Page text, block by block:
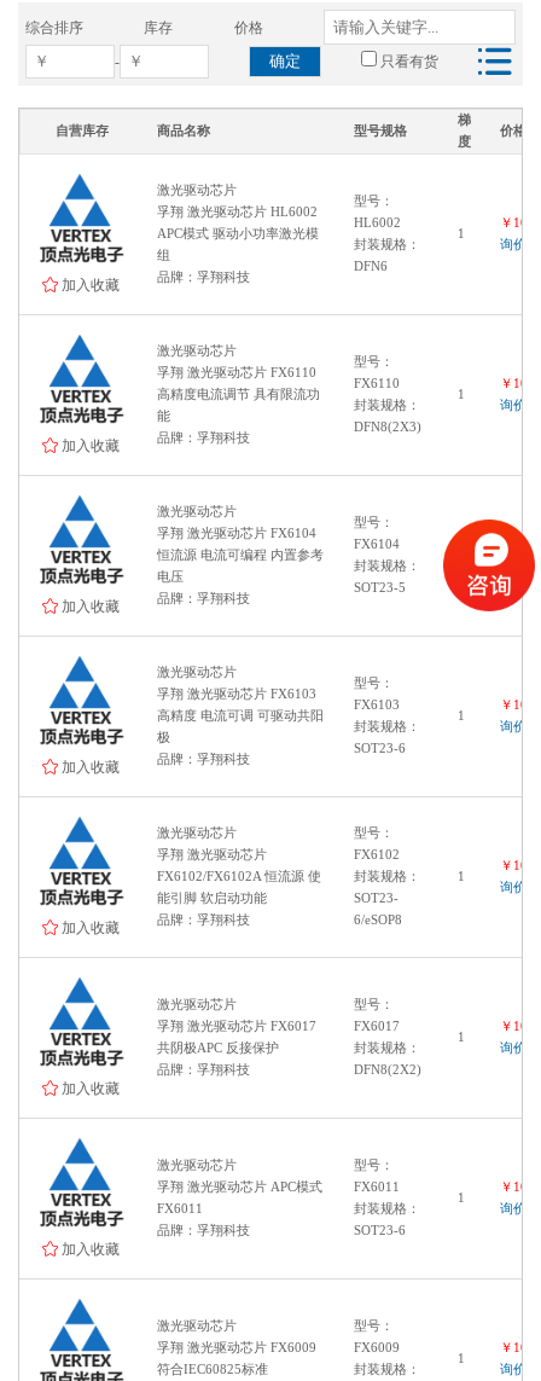
综合排序 库存 价格
- 确定 只看有货
自营库存 商品名称 型号规格
梯
度
价格
加入收藏
激光驱动芯片
孚翔 激光驱动芯片 HL6002
APC模式 驱动小功率激光模
组
品牌：孚翔科技
型号：
HL6002
封装规格：
DFN6
1
￥
询价
加入收藏
激光驱动芯片
孚翔 激光驱动芯片 FX6110
高精度电流调节 具有限流功
能
品牌：孚翔科技
型号：
FX6110
封装规格：
DFN8(2X3)
1
￥
询价
加入收藏
激光驱动芯片
孚翔 激光驱动芯片 FX6104
恒流源 电流可编程 内置参考
电压
品牌：孚翔科技
型号：
FX6104
封装规格：
SOT23-5
￥
询价
加入收藏
激光驱动芯片
孚翔 激光驱动芯片 FX6103
高精度 电流可调 可驱动共阳
极
品牌：孚翔科技
型号：
FX6103
封装规格：
SOT23-6
1
￥
询价
加入收藏
激光驱动芯片
孚翔 激光驱动芯片
FX6102/FX6102A 恒流源 使
能引脚 软启动功能
品牌：孚翔科技
型号：
FX6102
封装规格：
SOT23-
6/eSOP8
1
￥
询价
加入收藏
激光驱动芯片
孚翔 激光驱动芯片 FX6017
共阴极APC 反接保护
品牌：孚翔科技
型号：
FX6017
封装规格：
DFN8(2X2)
1
￥
询价
加入收藏
激光驱动芯片
孚翔 激光驱动芯片 APC模式
FX6011
品牌：孚翔科技
型号：
FX6011
封装规格：
SOT23-6
1
￥
询价
激光驱动芯片
孚翔 激光驱动芯片 FX6009
符合IEC60825标准
型号：
FX6009
封装规格：
1
￥
询价